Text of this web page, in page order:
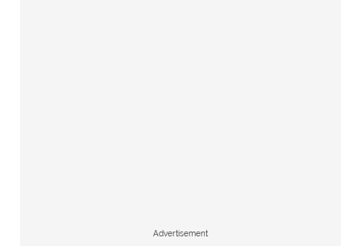
Advertisement